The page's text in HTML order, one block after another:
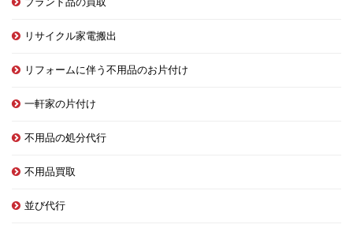
リサイクル家電搬出
リフォームに伴う不用品のお片付け
一軒家の片付け
不用品の処分代行
不用品買取
並び代行